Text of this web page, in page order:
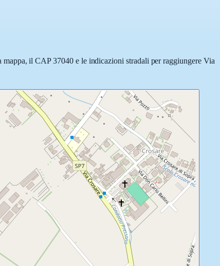
il CAP 37040 e le indicazioni stradali per raggiungere Via